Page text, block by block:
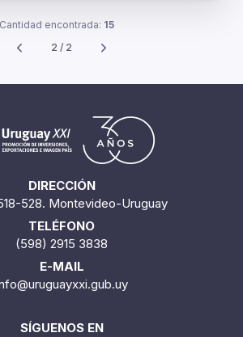
Cantidad encontrada: 15
2 / 2
DIRECCIÓN
528. Montevideo-Uruguay
TELÉFONO
(598) 2915 3838
E-MAIL
SÍGUENOS EN